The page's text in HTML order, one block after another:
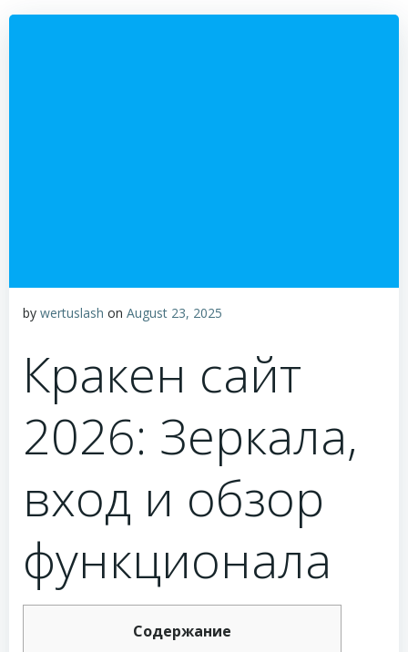
by wertuslash on August 23, 2025
Кракен сайт
2026: Зеркала,
вход и обзор
функционала
Содержание